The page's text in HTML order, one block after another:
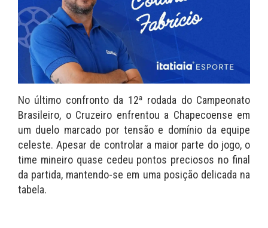
No último confronto da 12ª rodada do Campeonato
Brasileiro, o Cruzeiro enfrentou a Chapecoense em
um duelo marcado por tensão e domínio da equipe
celeste. Apesar de controlar a maior parte do jogo, o
time mineiro quase cedeu pontos preciosos no final
da partida, mantendo-se em uma posição delicada na
tabela.